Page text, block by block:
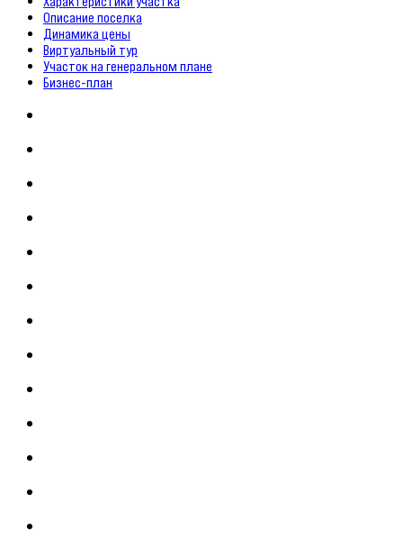
Описание поселка
Динамика цены
Виртуальный тур
Участок на генеральном плане
Бизнес-план